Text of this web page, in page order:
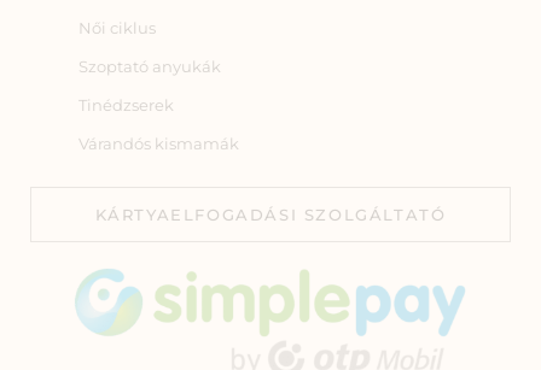
Női ciklus
Szoptató anyukák
Tinédzserek
Várandós kismamák
KÁRTYAELFOGADÁSI SZOLGÁLTATÓ